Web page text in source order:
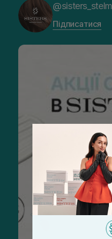
Підписатися